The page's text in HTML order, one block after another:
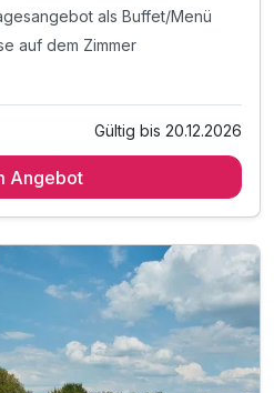
als Buffet/Menü
auf dem Zimmer
und Saunatuch
„Salzkristall“
& Dampfbad
& Bio-Sauna
Uhr am Abreisetag
Gültig bis 20.12.2026
Angebot